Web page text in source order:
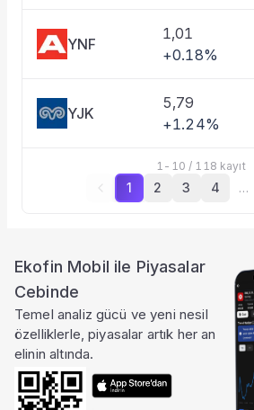
YNF
1,01
+0.18%
YJK
5,79
+1.24%
1 - 10 / 118 kayıt
1 2 3 4 …
Ekofin Mobil ile Piyasalar
Cebinde
Temel analiz gücü ve yeni nesil
özelliklerle, piyasalar artık her an
elinin altında.